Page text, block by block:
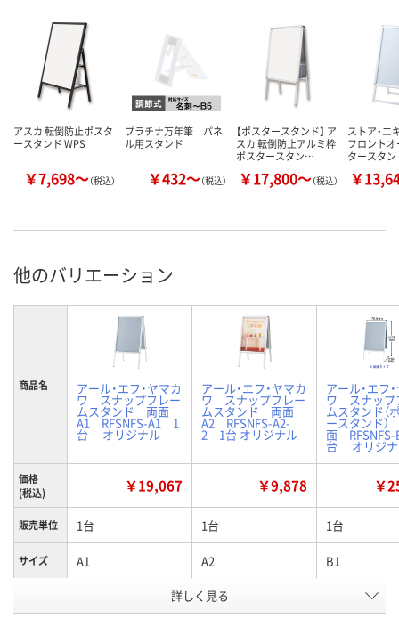
アスカ 転倒防止ポスタ
ースタンド WPS
￥7,698～（税込）
プラチナ万年筆 パネ
ル用スタンド
￥432～（税込）
【ポスタースタンド】 ア
スカ 転倒防止アルミ枠
ポスタースタン…
￥17,800～（税込）
ストア・エ
フロント
タースタ
￥
他のバリエーション
商品名 アール・エフ・ヤマカ
ワ スナップフレー
ムスタンド 両面
A1 RFSNFS-A1 1
台 オリジナル
アール・エフ・ヤマカ
ワ スナップフレー
ムスタンド 両面
A2 RFSNFS-A2-
2 1台 オリジナル
アール・エフ
ワ スナップ
ムスタンド（
ースタンド
面
台 オリジ
価格
(税込)
￥19,067 ￥9,878 ￥
販売単位 1台 1台 1台
サイズ A1 A2 B1
両面タイプ 両面タイプ
詳しく見る